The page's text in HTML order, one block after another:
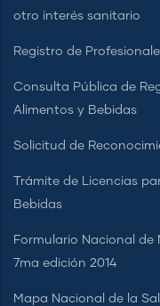
otro interés sanitario
Registro de
Consulta Pública de
Alimentos y Bebidas
Solicitud de
Trámite de Licencias
Bebidas
Formulario Nacional de
7ma edición 2014
Mapa Nacional de la